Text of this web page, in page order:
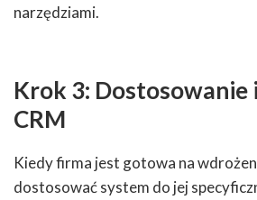
narzędziami.
Krok 3: Dostosowanie
CRM
Kiedy firma jest gotowa na
dostosować system do jej